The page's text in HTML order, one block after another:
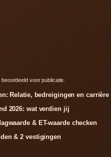
voor publicatie.
Relatie, bedreigingen en carrière
2026: wat verdien jij
& ET-waarde checken
& 2 vestigingen